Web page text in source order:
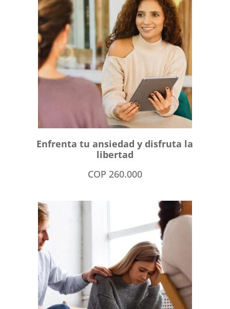
Enfrenta tu ansiedad y disfruta la
libertad
COP 260.000